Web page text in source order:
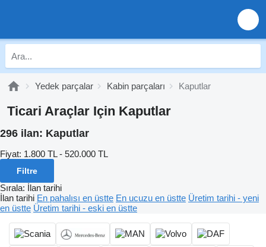
Yedek parçalar Kabin parçaları Kaputlar
Ticari Araçlar Için Kaputlar
296 ilan: Kaputlar
Fiyat: 1.800 TL - 520.000 TL
Filtre
Sırala: İlan tarihi
İlan tarihi En pahalısı en üstte En ucuzu en üstte Üretim tarihi - yeni
en üstte Üretim tarihi - eski en üstte